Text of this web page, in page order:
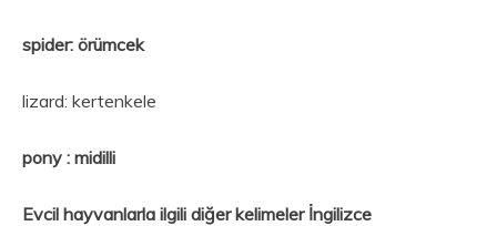
spider: örümcek
lizard: kertenkele
pony : midilli
Evcil hayvanlarla ilgili diğer kelimeler İngilizce